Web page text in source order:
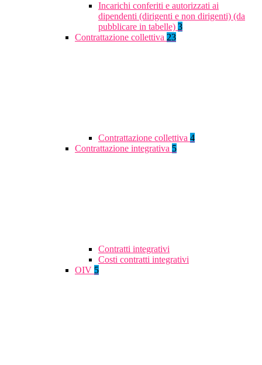
Incarichi conferiti e autorizzati ai
dipendenti (dirigenti e non dirigenti) (da
pubblicare in tabelle) 3
Contrattazione collettiva 23
Contrattazione collettiva 4
Contrattazione integrativa 5
Contratti integrativi
Costi contratti integrativi
OIV 5